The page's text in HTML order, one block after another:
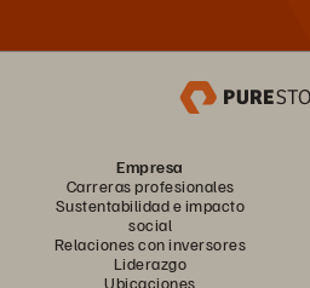
Empresa
Carreras profesionales
Sustentabilidad e impacto
social
Relaciones con inversores
Liderazgo
Ubicaciones